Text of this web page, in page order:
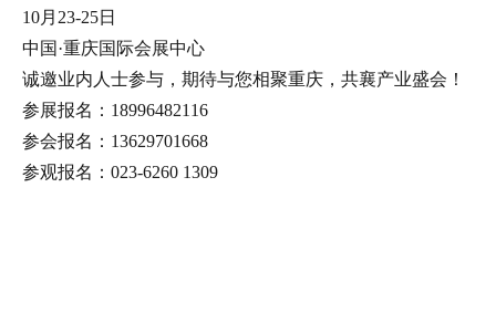
10月23-25日
中国·重庆国际会展中心
诚邀业内人士参与，期待与您相聚重庆，共襄产业盛会！
参展报名：18996482116
参会报名：13629701668
参观报名：023-6260 1309